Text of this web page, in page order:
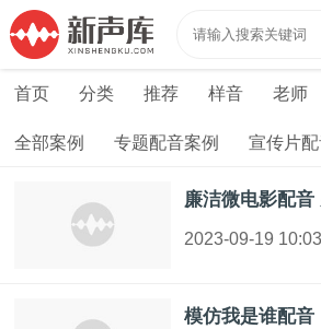
首页 分类 推荐 样音 老师
全部案例 专题配音案例 宣传片
廉洁微电影配
2023-09-19
模仿我是谁配音